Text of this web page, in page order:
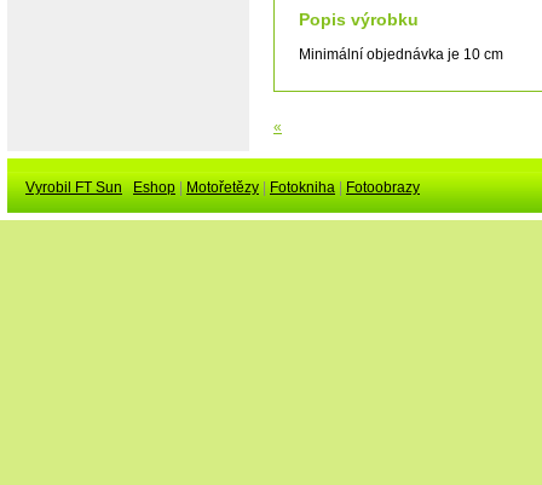
Popis výrobku
Minimální objednávka je 10 cm
«
Vyrobil FT Sun Eshop Motořetězy Fotokniha Fotoobrazy